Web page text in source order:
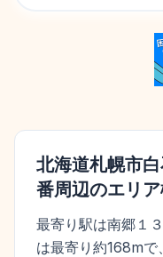
北海道札幌市
番周辺のエリ
最寄り駅は南郷１
は最寄り約168mで